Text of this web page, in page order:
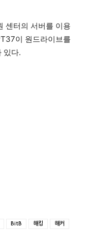
센터의 서버를 이용
이 원드라이브를
있다.
BitB 해킹 해커